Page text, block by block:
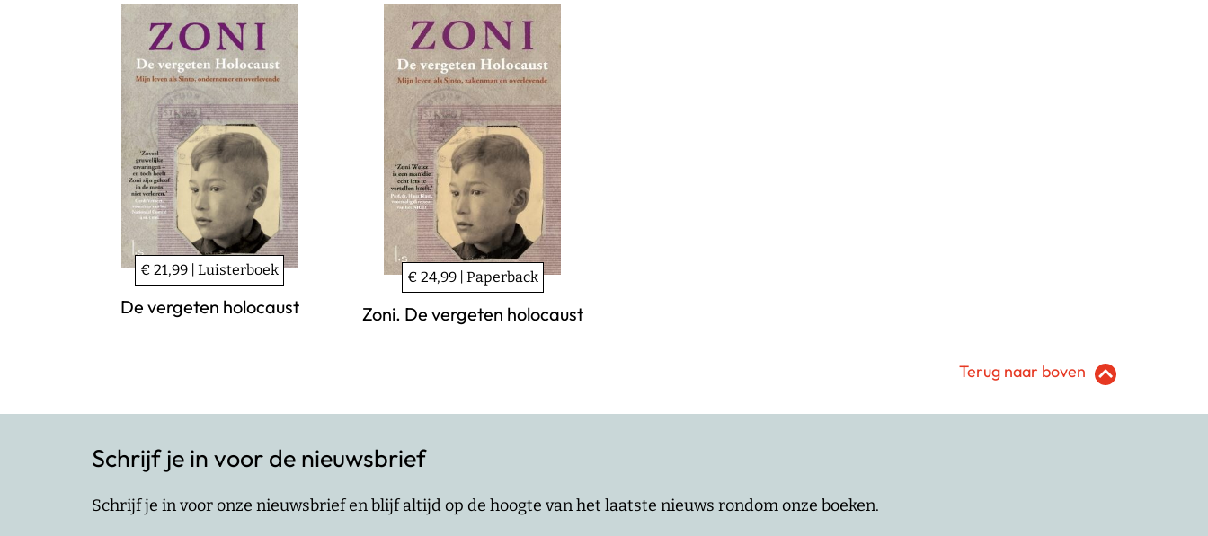
€ 21,99 | Luisterboek
De vergeten holocaust
€ 24,99 | Paperback
Zoni. De vergeten holocaust
Terug naar boven
Schrijf je in voor de nieuwsbrief
Schrijf je in voor onze nieuwsbrief en blijf altijd op de hoogte van het laatste nieuws rondom onze boeken.